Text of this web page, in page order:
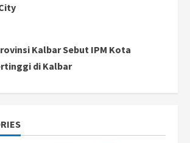
Kalbar Sebut IPM Kota
di Kalbar